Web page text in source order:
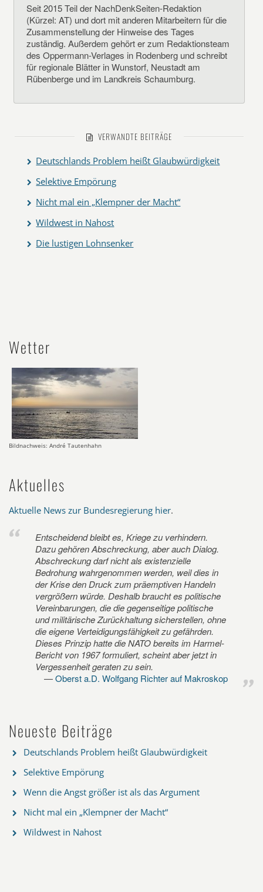
Seit 2015 Teil der NachDenkSeiten-Redaktion
(Kürzel: AT) und dort mit anderen Mitarbeitern für die
Zusammenstellung der Hinweise des Tages
zuständig. Außerdem gehört er zum Redaktionsteam
des Oppermann-Verlages in Rodenberg und schreibt
für regionale Blätter in Wunstorf, Neustadt am
Rübenberge und im Landkreis Schaumburg.
VERWANDTE BEITRÄGE
Deutschlands Problem heißt Glaubwürdigkeit
Selektive Empörung
Nicht mal ein „Klempner der Macht“
Wildwest in Nahost
Die lustigen Lohnsenker
Wetter
Bildnachweis: André Tautenhahn
Aktuelles
Aktuelle News zur Bundesregierung hier.
Entscheidend bleibt es, Kriege zu verhindern.
Dazu gehören Abschreckung, aber auch Dialog.
Abschreckung darf nicht als existenzielle
Bedrohung wahrgenommen werden, weil dies in
der Krise den Druck zum präemptiven Handeln
vergrößern würde. Deshalb braucht es politische
Vereinbarungen, die die gegenseitige politische
und militärische Zurückhaltung sicherstellen, ohne
die eigene Verteidigungsfähigkeit zu gefährden.
Dieses Prinzip hatte die NATO bereits im Harmel-
Bericht von 1967 formuliert, scheint aber jetzt in
Vergessenheit geraten zu sein.
Oberst a.D. Wolfgang Richter auf Makroskop
Neueste Beiträge
Deutschlands Problem heißt Glaubwürdigkeit
Selektive Empörung
Wenn die Angst größer ist als das Argument
Nicht mal ein „Klempner der Macht“
Wildwest in Nahost